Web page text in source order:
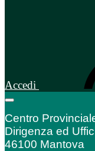
Accedi
Centro
Dirigenza ed
46100 Mantova